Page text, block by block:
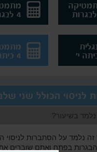
4 לבגרות
י'
4 כיתה י'
לניסוי הכולל שני
בשיעור?
זה נלמד על הסתברות לניסוי
בפתח ואתם שוברים